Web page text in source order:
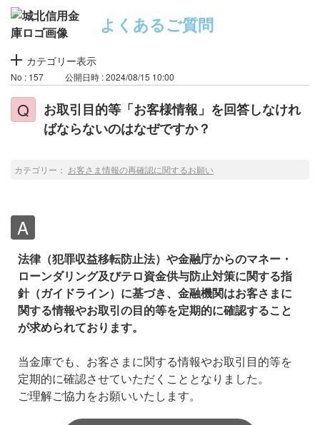
よくあるご質問
カテゴリー表示
No : 157 公開日時 : 2024/08/15 10:00
お取引目的等「お客様情報」を回答しなけれ
ばならないのはなぜですか？
カテゴリー： お客さま情報の再確認に関するお願い
法律（犯罪収益移転防止法）や金融庁からのマネー・
ローンダリング及びテロ資金供与防止対策に関する指
針（ガイドライン）に基づき、金融機関はお客さまに
関する情報やお取引の目的等を定期的に確認すること
が求められております。
当金庫でも、お客さまに関する情報やお取引目的等を
定期的に確認させていただくこととなりました。
ご理解ご協力をお願いいたします。